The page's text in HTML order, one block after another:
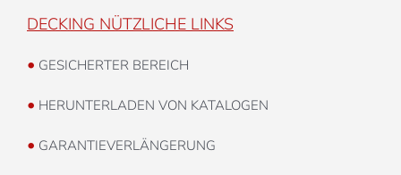
DECKING NÜTZLICHE LINKS
• GESICHERTER BEREICH
• HERUNTERLADEN VON KATALOGEN
• GARANTIEVERLÄNGERUNG